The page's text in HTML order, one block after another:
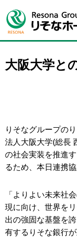
大阪大学と
りそなグループの
法人大阪大学(総長
の社会実装を推進
るため、本日連携
「よりよい未来社
現に向け、世界を
出の強固な基盤を
有するりそな銀行